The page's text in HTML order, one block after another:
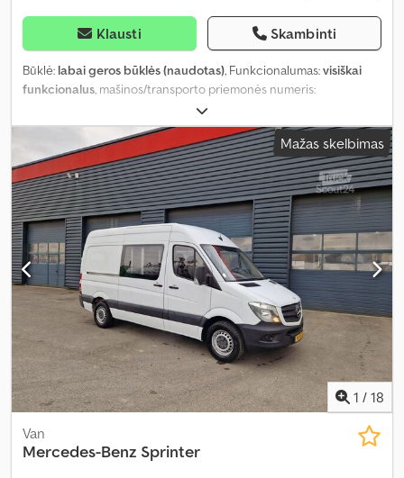
Klausti Skambinti
Būklė: labai geros būklės (naudotas), Funkcionalumas:visiškai
funkcionalus, mašinos/transporto priemonės numeris:
83 900 km
pirmoji registracija:11/2022, kuro tipas:dyzelinas, padangos dydis:
215/65 R16C 106/104T
, ratų bazė:3 275 mm, spalva:balta, emisijos
klasė:Euro 6, sėdimų vietų skaičius:3, krovinio erdvės tūris:6 m³,
krovimo vietos ilgis:2 650 mm, krovinių skyriaus plotis:1 620 mm,
krovos erdvės aukštis:1 310 mm, Gamybos metai:2022, ankstesnių
savininkų skaičius:1, Įranga:ABS, Apple CarPlay, Bluetooth, borto
kompiuteris, centrinis užraktas, oro kondicionavimas, oro
pagalvė, priešrūkiniai žibintai, statymo jutikliai, stumdomos
durys, suodžių filtras, vairo stiprintuvas, visų sezonų padangos,
Mažas skelbimas
1 / 18
Van
Mercedes-Benz Sprinter